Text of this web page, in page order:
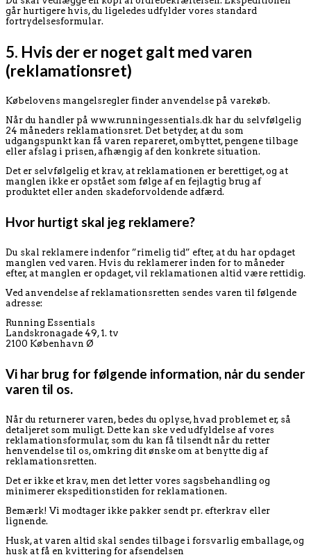
går hurtigere hvis, du ligeledes udfylder vores standard
fortrydelsesformular.
5. Hvis der er noget galt med varen
(reklamationsret)
Købelovens mangelsregler finder anvendelse på varekøb.
Når du handler på www.runningessentials.dk har du selvfølgelig
24 måneders reklamationsret. Det betyder, at du som
udgangspunkt kan få varen repareret, ombyttet, pengene tilbage
eller afslag i prisen, afhængig af den konkrete situation.
Det er selvfølgelig et krav, at reklamationen er berettiget, og at
manglen ikke er opstået som følge af en fejlagtig brug af
produktet eller anden skadeforvoldende adfærd.
Hvor hurtigt skal jeg reklamere?
Du skal reklamere indenfor ”rimelig tid” efter, at du har opdaget
manglen ved varen. Hvis du reklamerer inden for to måneder
efter, at manglen er opdaget, vil reklamationen altid være rettidig.
Ved anvendelse af reklamationsretten sendes varen til følgende
adresse:
Running Essentials
Landskronagade 49, 1. tv
2100 København Ø
Vi har brug for følgende information, når du sender
varen til os.
Når du returnerer varen, bedes du oplyse, hvad problemet er, så
detaljeret som muligt. Dette kan ske ved udfyldelse af vores
reklamationsformular, som du kan få tilsendt når du retter
henvendelse til os, omkring dit ønske om at benytte dig af
reklamationsretten.
Det er ikke et krav, men det letter vores sagsbehandling og
minimerer ekspeditionstiden for reklamationen.
Bemærk! Vi modtager ikke pakker sendt pr. efterkrav eller
lignende.
Husk, at varen altid skal sendes tilbage i forsvarlig emballage, og
husk at få en kvittering for afsendelsen